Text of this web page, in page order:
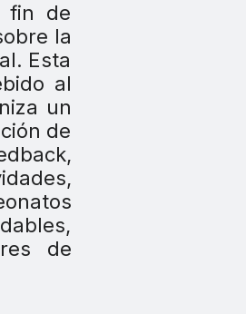
fin de
la
Esta
al
un
de
de